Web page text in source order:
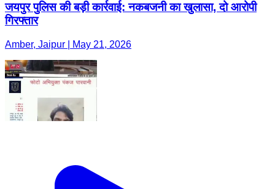
जयपुर पुलिस की बड़ी कार्रवाई: नकबजनी का खुलासा, दो आरोपी
गिरफ्तार
Amber, Jaipur | May 21, 2026